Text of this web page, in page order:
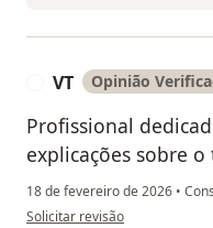
VT Opinião
Profissional
explicações sobre
18 de fevereiro de 2026 •
na opinião do utilizador VT
Solicitar revisão